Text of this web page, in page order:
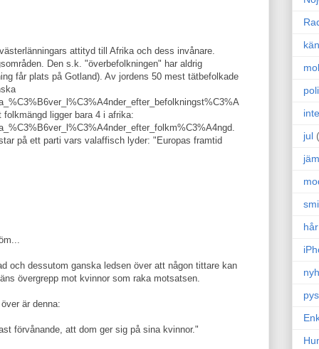
attityd till Afrika och dess invånare.
Den s.k. "överbefolkningen" har aldrig
får plats på Gotland). Av jordens 50 mest tätbefolkade
ligger bara 4 i afrika:
på ett parti vars valaffisch lyder: "Europas framtid
och dessutom ganska ledsen över att någon tittare kan
övergrepp mot kvinnor som raka motsatsen.
är denna:
förvånande, att dom ger sig på sina kvinnor."
jul
hår